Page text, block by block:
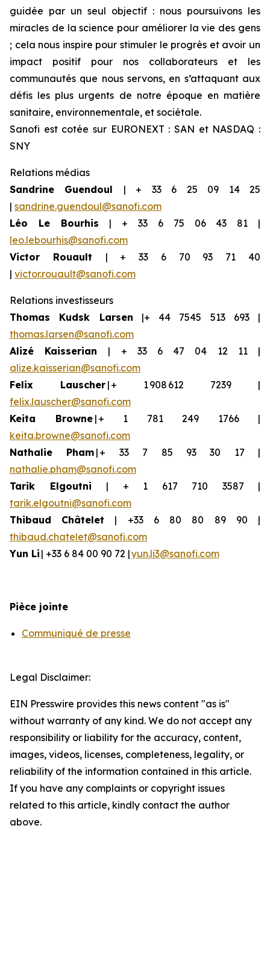
guidée par un seul objectif : nous poursuivons les
miracles de la science pour améliorer la vie des gens
; cela nous inspire pour stimuler le progrès et avoir un
impact positif pour nos collaborateurs et les
communautés que nous servons, en s’attaquant aux
défis les plus urgents de notre époque en matière
sanitaire, environnementale, et sociétale.
Sanofi est cotée sur EURONEXT : SAN et NASDAQ :
SNY
Relations médias
Sandrine Guendoul | + 33 6 25 09 14 25
| sandrine.guendoul@sanofi.com
Léo Le Bourhis | + 33 6 75 06 43 81 |
leo.lebourhis@sanofi.com
Victor Rouault | + 33 6 70 93 71 40
| victor.rouault@sanofi.com
Relations investisseurs
Thomas Kudsk Larsen |+ 44 7545 513 693 |
thomas.larsen@sanofi.com
Alizé Kaisserian | + 33 6 47 04 12 11 |
alize.kaisserian@sanofi.com
Felix Lauscher | + 1 908 612 7239 |
felix.lauscher@sanofi.com
Keita Browne | + 1 781 249 1766 |
keita.browne@sanofi.com
Nathalie Pham | + 33 7 85 93 30 17 |
nathalie.pham@sanofi.com
Tarik Elgoutni | + 1 617 710 3587 |
tarik.elgoutni@sanofi.com
Thibaud
Châtelet | +33 6 80 80 89 90 |
thibaud.chatelet@sanofi.com
Yun Li | +33 6 84 00 90 72 |yun.li3@sanofi.com
Pièce jointe
Communiqué de presse
Legal Disclaimer:
EIN Presswire provides this news content "as is"
without warranty of any kind. We do not accept any
responsibility or liability for the accuracy, content,
images, videos, licenses, completeness, legality, or
reliability of the information contained in this article.
If you have any complaints or copyright issues
related to this article, kindly contact the author
above.